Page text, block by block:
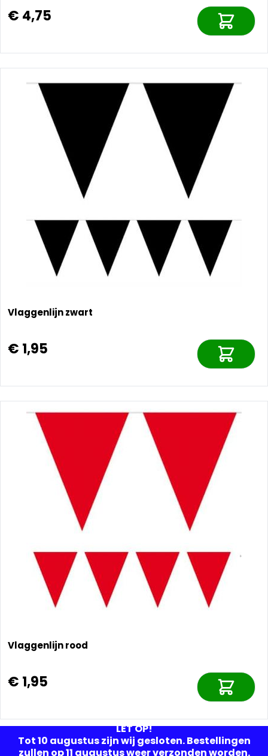
LET OP!
Tot 10 augustus zijn wij gesloten. Bestellingen
zullen op 11 augustus weer verzonden worden.
€ 4,75
Vlaggenlijn zwart
€ 1,95
Vlaggenlijn rood
€ 1,95